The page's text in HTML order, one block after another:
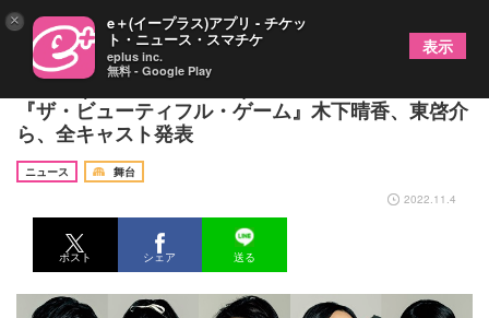
小瀧 望(ジャニーズWEST) 主演 ミュージカル
『ザ・ビューティフル・ゲーム』木下晴香、東啓介
ら、全キャスト発表
ニュース
舞台
2022.11.4
ポスト シェア 送る
× e＋(イープラス)アプリ - チケッ
ト・ニュース・スマチケ
eplus inc.
無料 - Google Play
表示